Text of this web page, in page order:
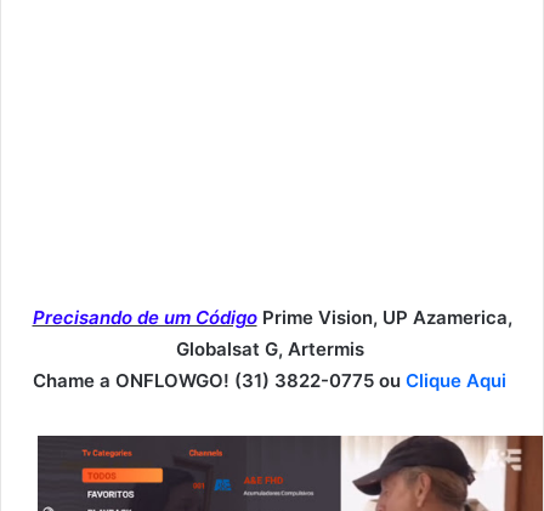
Precisando de um Código Prime Vision, UP Azamerica,
Globalsat G, Artermis
Chame a ONFLOWGO! (31) 3822-0775 ou Clique Aqui